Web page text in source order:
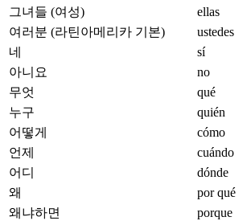
그녀들 (여성)
ellas
여러분 (라틴아메리카 기본)
ustedes
네
sí
아니요
no
무엇
qué
누구
quién
어떻게
cómo
언제
cuándo
어디
dónde
왜
por qué
왜냐하면
porque